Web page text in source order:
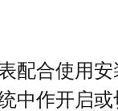
配合使用
中作开启